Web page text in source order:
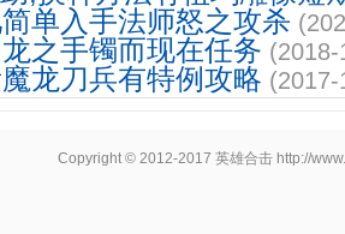
单入手法师怒之攻杀
之手镯而现在任务
龙刀兵有特例攻略
Copyright © 2012-2017 英雄合击 http://